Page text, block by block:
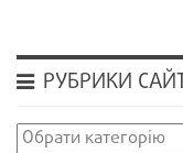
РУБРИКИ
Рубрики